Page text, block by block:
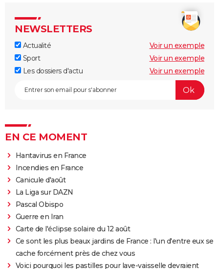
NEWSLETTERS
Actualité
Voir un exemple
Sport
Voir un exemple
Les dossiers d'actu
Voir un exemple
EN CE MOMENT
Hantavirus en France
Incendies en France
Canicule d'août
La Liga sur DAZN
Pascal Obispo
Guerre en Iran
Carte de l'éclipse solaire du 12 août
Ce sont les plus beaux jardins de France : l'un d'entre eux se
cache forcément près de chez vous
Voici pourquoi les pastilles pour lave-vaisselle devraient